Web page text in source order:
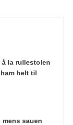
å la rullestolen
helt til
sauen